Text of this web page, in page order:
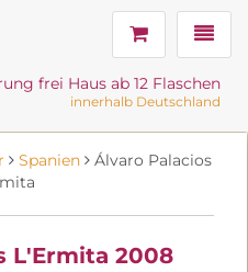
frei Haus ab 12 Flaschen
innerhalb Deutschland
Spanien Álvaro Palacios
L'Ermita 2008